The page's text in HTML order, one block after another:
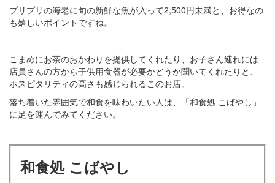
プリプリの海老に旬の新鮮な魚が入って2,500円未満と、お得なの
も嬉しいポイントですね。
こまめにお茶のおかわりを提供してくれたり、お子さん連れには
店員さんの方から子供用食器が必要かどうか聞いてくれたりと、
ホスピタリティの高さも感じられるこのお店。
落ち着いた雰囲気で和食を味わいたい人は、「和食処 こばやし」
に足を運んでみてください。
和食処 こばやし